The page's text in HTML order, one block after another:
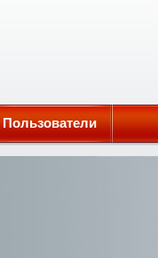
Пользователи